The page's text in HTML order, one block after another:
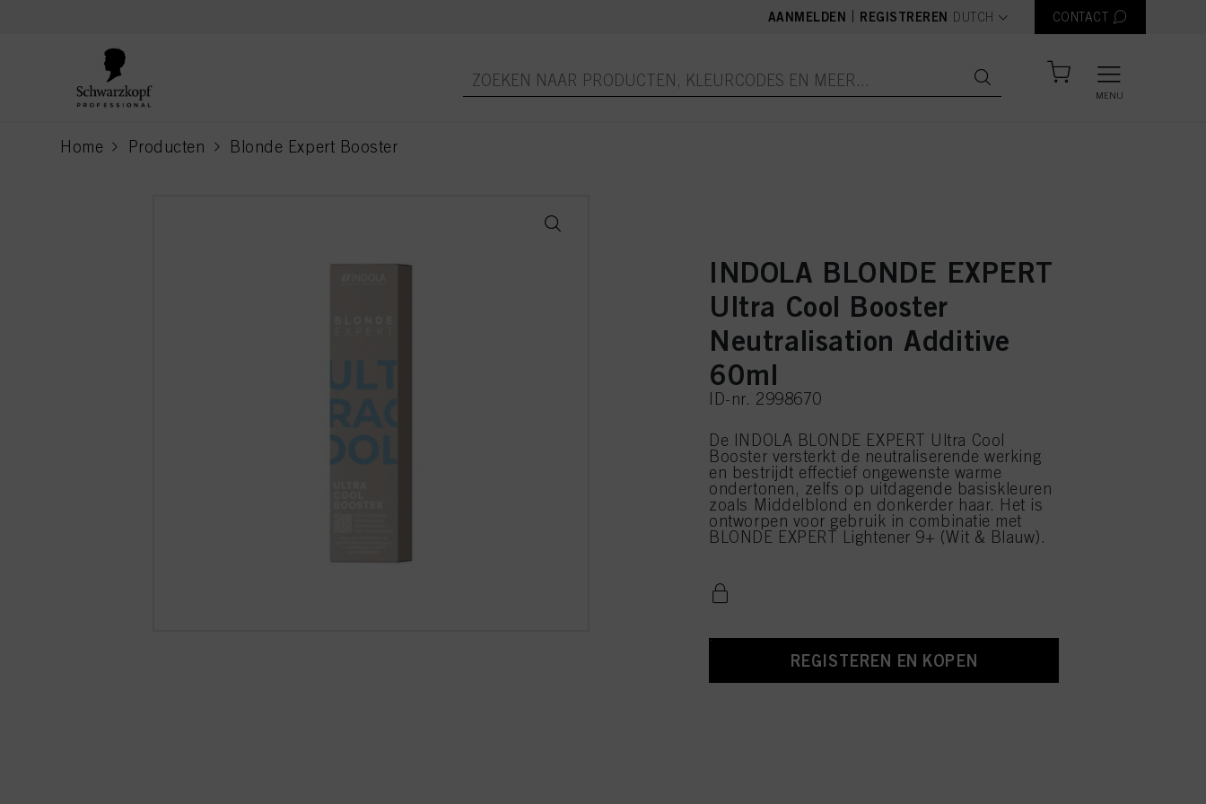
AANMELDEN REGISTREREN text.language
DUTCH CONTACT
MENU
Home Producten Blonde Expert Booster
current page
INDOLA BLONDE EXPERT
Ultra Cool Booster
Neutralisation Additive
60ml
ID-nr. 2998670
De INDOLA BLONDE EXPERT Ultra Cool
Booster versterkt de neutraliserende werking
en bestrijdt effectief ongewenste warme
ondertonen, zelfs op uitdagende basiskleuren
zoals Middelblond en donkerder haar. Het is
ontworpen voor gebruik in combinatie met
BLONDE EXPERT Lightener 9+ (Wit & Blauw).
REGISTEREN EN KOPEN